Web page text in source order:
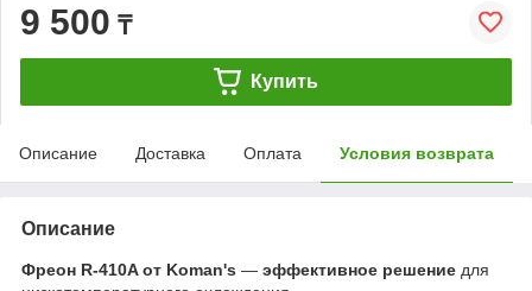
9 500 ₸
Купить
Описание Доставка Оплата Условия возврата
Описание
Фреон R-410A от Koman's — эффективное решение для